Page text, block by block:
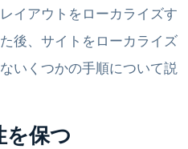
イアウトをローカライズす
後、サイトをローカライズ
いくつかの手順について説
を保つ